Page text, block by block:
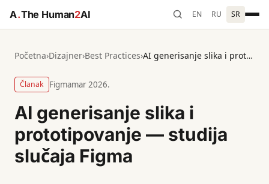
A.The Human2AI EN RU SR
Početna›Dizajner›Best Practices› AI generisanje slika i prototipovanje — studija slučaja Figma
Članak Figmamar 2026.
AI generisanje slika i
prototipovanje — studija
slučaja Figma